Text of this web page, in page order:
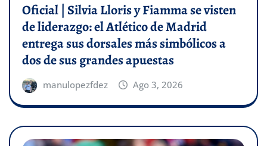
Oficial | Silvia Lloris y Fiamma se visten
de liderazgo: el Atlético de Madrid
entrega sus dorsales más simbólicos a
dos de sus grandes apuestas
manulopezfdez Ago 3, 2026